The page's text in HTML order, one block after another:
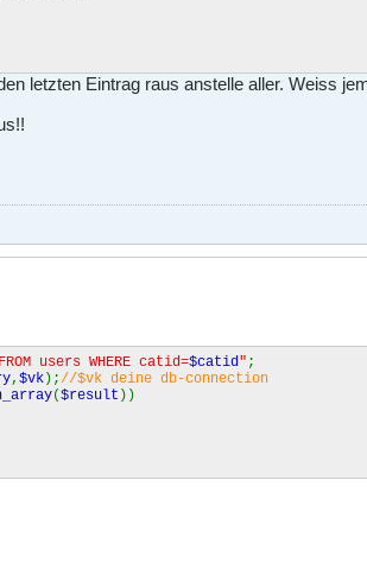
letzten Eintrag raus anstelle aller. Weiss
users WHERE catid=$catid" ;
, $vk);//$vk deine db-connection
($result ))